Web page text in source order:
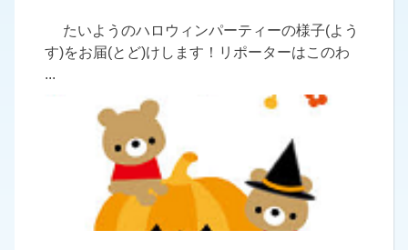
たいようのハロウィンパーティーの様子(よう
す)をお届(とど)けします！リポーターはこのわ
...